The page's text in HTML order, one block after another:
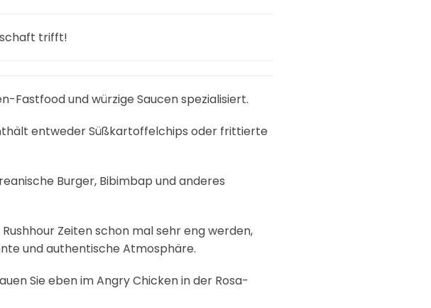
trifft!
Fastfood und würzige Saucen spezialisiert.
entweder Süßkartoffelchips oder frittierte
Burger, Bibimbap und anderes
Zeiten schon mal sehr eng werden,
und authentische Atmosphäre.
Sie eben im Angry Chicken in der Rosa-